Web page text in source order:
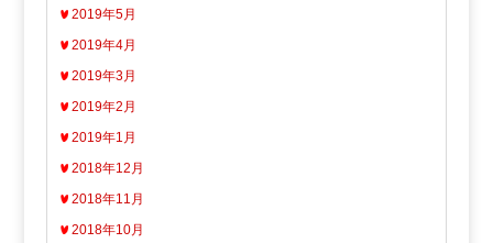
2019年5月
2019年4月
2019年3月
2019年2月
2019年1月
2018年12月
2018年11月
2018年10月